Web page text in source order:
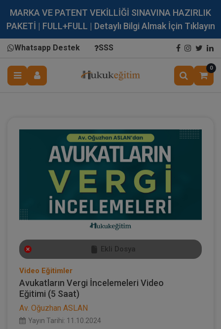
MARKA VE PATENT VEKİLLİĞİ SINAVINA HAZIRLIK
PAKETİ | FULL+FULL | Detaylı Bilgi Almak İçin Tıklayın
Whatsapp Destek SSS
0
Ekli Dosya
Video Eğitimler
Avukatların Vergi İncelemeleri Video
Eğitimi (5 Saat)
Av. Oğuzhan ASLAN
Yayın Tarihi: 11.10.2024